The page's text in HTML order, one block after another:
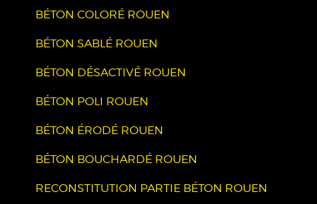
BÉTON COLORÉ ROUEN
BÉTON SABLÉ ROUEN
BÉTON DÉSACTIVÉ ROUEN
BÉTON POLI ROUEN
BÉTON ÉRODÉ ROUEN
BÉTON BOUCHARDÉ ROUEN
RECONSTITUTION PARTIE BÉTON ROUEN